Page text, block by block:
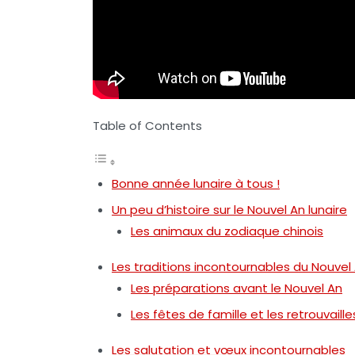
Table of Contents
Bonne année lunaire à tous !
Un peu d’histoire sur le Nouvel An lunaire
Les animaux du zodiaque chinois
Les traditions incontournables du Nouvel
Les préparations avant le Nouvel An
Les fêtes de famille et les
Les salutation et vœux incontournables